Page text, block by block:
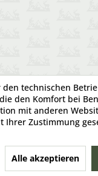
den technischen
den Komfort bei
mit anderen
Ihrer Zustimmung
Alle akzeptieren